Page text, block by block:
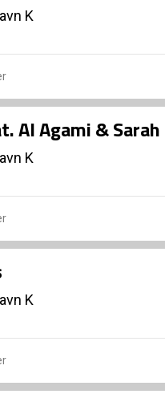
K
Al Agami & Sarah
K
K